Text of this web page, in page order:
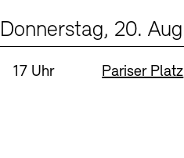
Donnerstag, 20. Aug
Uhrzeit:
17 Uhr Standort
Pariser Platz